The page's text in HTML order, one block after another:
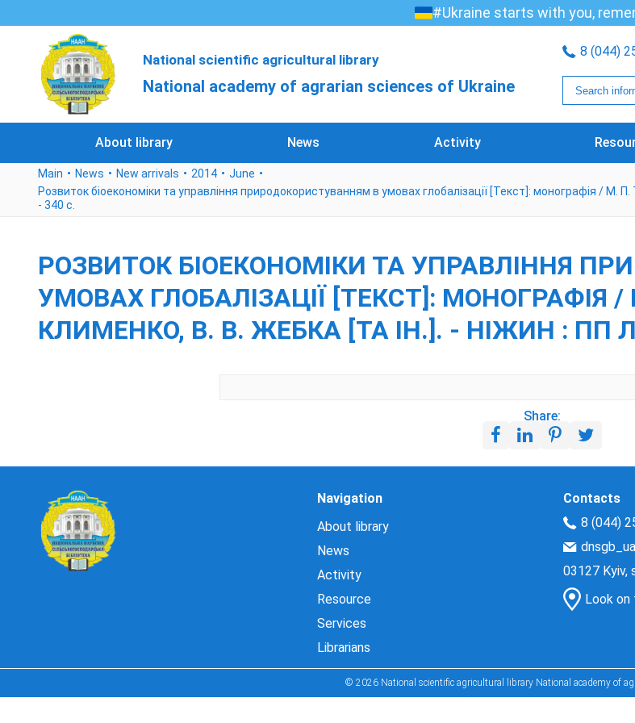
#Ukraine starts with you,
National scientific agricultural library
National academy of agrarian sciences of Ukraine
8 (044)
About library News Activity
Main News New arrivals 2014
June
Розвиток біоекономіки та управління природокористуванням в умовах глобалізації [Текст]: монографія /
- 340 с.
РОЗВИТОК БІОЕКОНОМІКИ ТА УПРАВЛІННЯ
УМОВАХ ГЛОБАЛІЗАЦІЇ [ТЕКСТ]: МОНОГРАФІЯ
КЛИМЕНКО, В. В. ЖЕБКА [ТА ІН.]. - НІЖИН : ПП
Share:
Navigation
About library
News
Activity
Resource
Services
Librarians
Contacts
8 (044)
03127 Kyiv,
Look on
© 2026 National scientific agricultural library National academy of